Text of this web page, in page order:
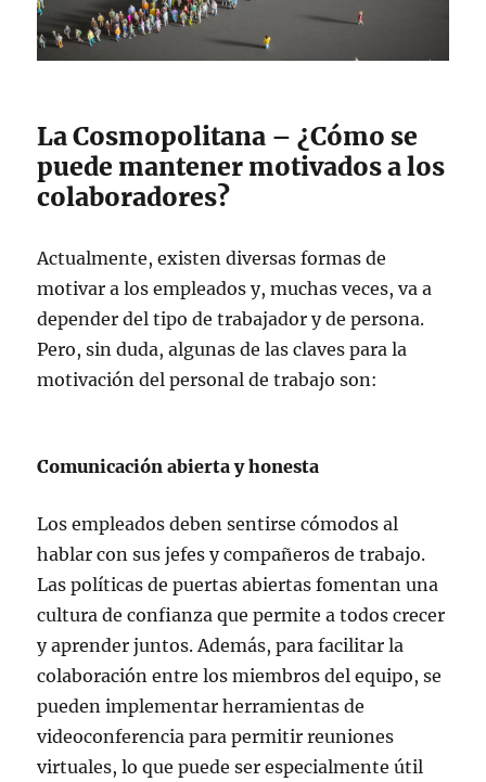
La Cosmopolitana – ¿Cómo se
puede mantener motivados a los
colaboradores?
Actualmente, existen diversas formas de
motivar a los empleados y, muchas veces, va a
depender del tipo de trabajador y de persona.
Pero, sin duda, algunas de las claves para la
motivación del personal de trabajo son:
Comunicación abierta y honesta
Los empleados deben sentirse cómodos al
hablar con sus jefes y compañeros de trabajo.
Las políticas de puertas abiertas fomentan una
cultura de confianza que permite a todos crecer
y aprender juntos. Además, para facilitar la
colaboración entre los miembros del equipo, se
pueden implementar herramientas de
videoconferencia para permitir reuniones
virtuales, lo que puede ser especialmente útil